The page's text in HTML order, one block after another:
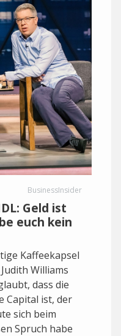
BusinessInsider
Geld ist
euch kein
Kaffeekapsel
Williams
dass die
Capital ist, der
sich beim
Spruch habe